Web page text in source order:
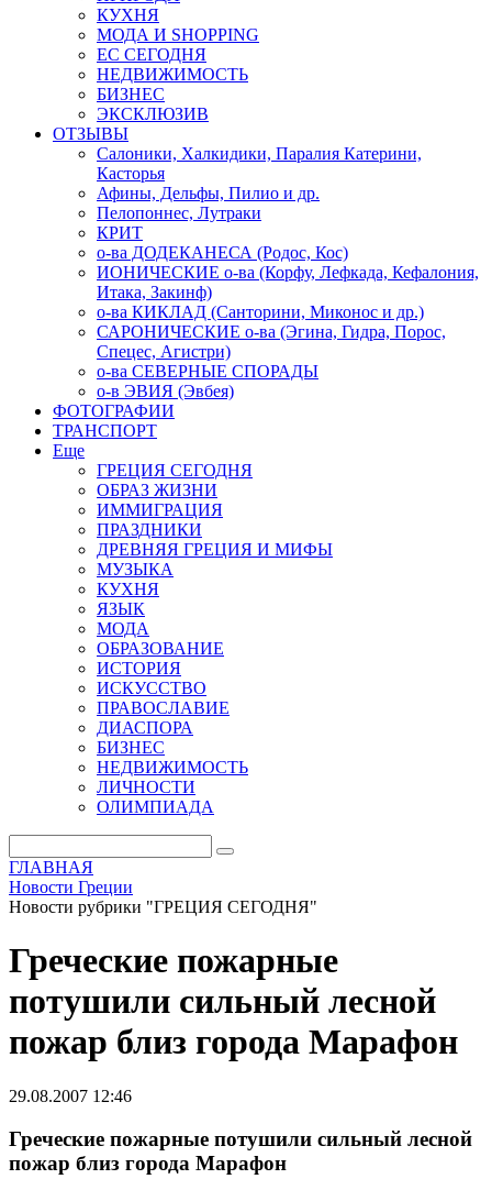
КУХНЯ
МОДА И SHOPPING
ЕС СЕГОДНЯ
НЕДВИЖИМОСТЬ
БИЗНЕС
ЭКСКЛЮЗИВ
ОТЗЫВЫ
Салоники, Халкидики, Паралия Катерини,
Касторья
Афины, Дельфы, Пилио и др.
Пелопоннес, Лутраки
КРИТ
о-ва ДОДЕКАНЕСА (Родос, Кос)
ИОНИЧЕСКИЕ о-ва (Корфу, Лефкада, Кефалония,
Итака, Закинф)
о-ва КИКЛАД (Санторини, Миконос и др.)
САРОНИЧЕСКИЕ о-ва (Эгина, Гидра, Порос,
Спецес, Агистри)
о-ва СЕВЕРНЫЕ СПОРАДЫ
о-в ЭВИЯ (Эвбея)
ФОТОГРАФИИ
ТРАНСПОРТ
Еще
ГРЕЦИЯ СЕГОДНЯ
ОБРАЗ ЖИЗНИ
ИММИГРАЦИЯ
ПРАЗДНИКИ
ДРЕВНЯЯ ГРЕЦИЯ И МИФЫ
МУЗЫКА
КУХНЯ
ЯЗЫК
МОДА
ОБРАЗОВАНИЕ
ИСТОРИЯ
ИСКУССТВО
ПРАВОСЛАВИЕ
ДИАСПОРА
БИЗНЕС
НЕДВИЖИМОСТЬ
ЛИЧНОСТИ
ОЛИМПИАДА
ГЛАВНАЯ
Новости Греции
Новости рубрики "ГРЕЦИЯ СЕГОДНЯ"
Греческие пожарные
потушили сильный лесной
пожар близ города Марафон
29.08.2007 12:46
Греческие пожарные потушили сильный лесной
пожар близ города Марафон